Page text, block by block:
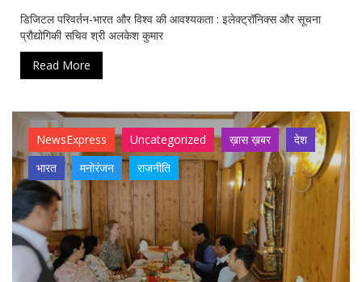
डिजिटल परिवर्तन-भारत और विश्व की आवश्यकता : इलेक्ट्रॉनिक्स और सूचना
प्रौद्योगिकी सचिव श्री अलकेश कुमार
Read More
NewsExpress Uncategorized ख़ास ख़बर
देश
भारत
मनोरंजन राजनीति